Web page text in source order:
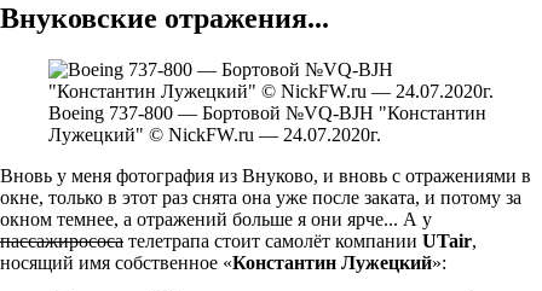
Внуковские отражения...
Boeing 737-800 — Бортовой №VQ-BJH "Константин
Лужецкий" © NickFW.ru — 24.07.2020г.
Вновь у меня фотография из Внуково, и вновь с отражениями в
окне, только в этот раз снята она уже после заката, и потому за
окном темнее, а отражений больше я они ярче... А у
пассажирососа телетрапа стоит самолёт компании UTair,
носящий имя собственное «Константин Лужецкий»: